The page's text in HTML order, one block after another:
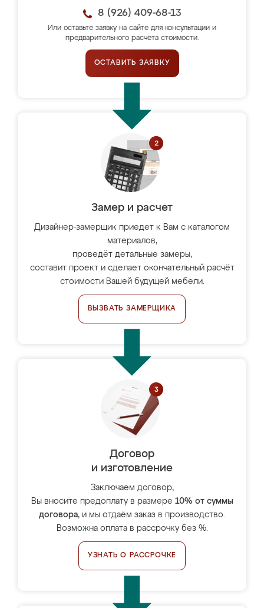
8 (926) 409-68-13
Или оставьте заявку на сайте для консультации и
предварительного расчёта стоимости.
ОСТАВИТЬ ЗАЯВКУ
Замер и расчет
Дизайнер-замерщик приедет к Вам с каталогом
материалов,
проведёт детальные замеры,
составит проект и сделает окончательный расчёт
стоимости Вашей будущей мебели.
ВЫЗВАТЬ ЗАМЕРЩИКА
Договор
и изготовление
Заключаем договор,
Вы вносите предоплату в размере 10% от суммы
договора, и мы отдаём заказ в производство.
Возможна оплата в рассрочку без %.
УЗНАТЬ О РАССРОЧКЕ